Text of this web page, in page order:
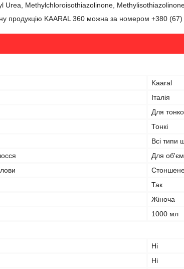
Urea, Methylchloroisothiazolinone,
продукцію KAARAL 360 можна за номером +380
Kaaral
Італія
Для
Тонкі
Всі типи
Для
Так
Жіноча
1000 мл
Ні
Ні